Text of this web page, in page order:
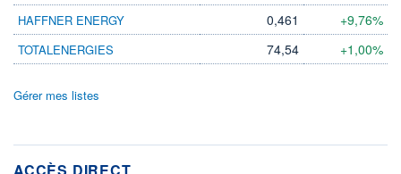
HAFFNER ENERGY 0,461 +9,76%
TOTALENERGIES 74,54 +1,00%
Gérer mes listes